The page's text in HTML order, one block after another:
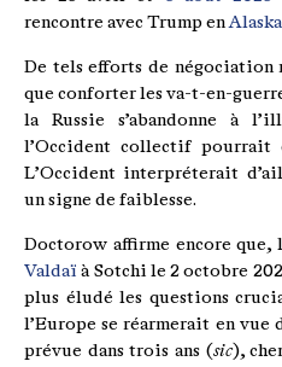
rencontre avec Trump en
De tels efforts de négociation
que conforter les va-t-en-
la Russie s’abandonne à
l’Occident collectif pourrait
L’Occident interpréterait
un signe de faiblesse.
Doctorow affirme encore que,
Valdaï à Sotchi le 2 octobre
plus éludé les questions
l’Europe se réarmerait en vue
prévue dans trois ans (sic),